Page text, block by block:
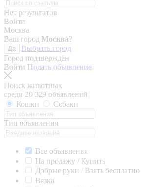
Нет результатов
Войти
Москва
Ваш город Москва?
Да
Выбрать город
Город подтверждён
Войти Подать объявление
Поиск животных
среди 20 329 объявлений
Кошки
Собаки
Тип объявления
Все объявления
На продажу / Купить
Добрые руки / Взять бесплатно
Вязка